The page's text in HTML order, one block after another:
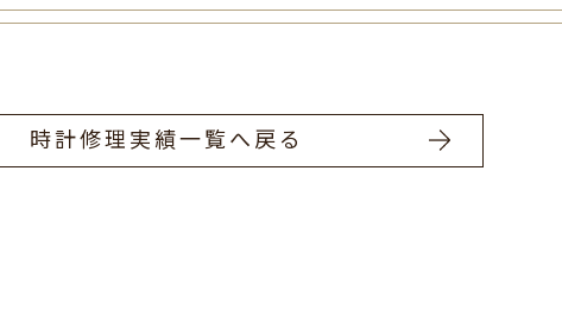
時計修理実績一覧へ戻る